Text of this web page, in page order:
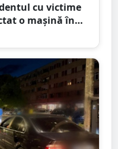
cu victime
o mașină în